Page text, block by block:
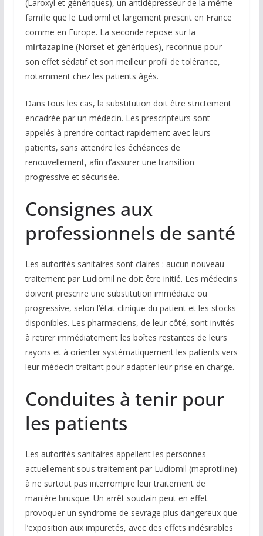
(Laroxyl et génériques), un antidépresseur de la même
famille que le Ludiomil et largement prescrit en France
comme en Europe. La seconde repose sur la
mirtazapine(Norset et génériques), reconnue pour
son effet sédatif et son meilleur profil de tolérance,
notamment chez les patients âgés.
Dans tous les cas, la substitution doit être strictement
encadrée par un médecin. Les prescripteurs sont
appelés à prendre contact rapidement avec leurs
patients, sans attendre les échéances de
renouvellement, afin d’assurer une transition
progressive et sécurisée.
Consignes aux
professionnels de santé
Les autorités sanitaires sont claires : aucun nouveau
traitement par Ludiomil ne doit être initié. Les médecins
doivent prescrire une substitution immédiate ou
progressive, selon l’état clinique du patient et les stocks
disponibles. Les pharmaciens, de leur côté, sont invités
à retirer immédiatement les boîtes restantes de leurs
rayons et à orienter systématiquement les patients vers
leur médecin traitant pour adapter leur prise en charge.
Conduites à tenir pour
les patients
Les autorités sanitaires appellent les personnes
actuellement sous traitement par Ludiomil (maprotiline)
à ne surtout pas interrompre leur traitement de
manière brusque. Un arrêt soudain peut en effet
provoquer un syndrome de sevrage plus dangereux que
l’exposition aux impuretés, avec des effets indésirables